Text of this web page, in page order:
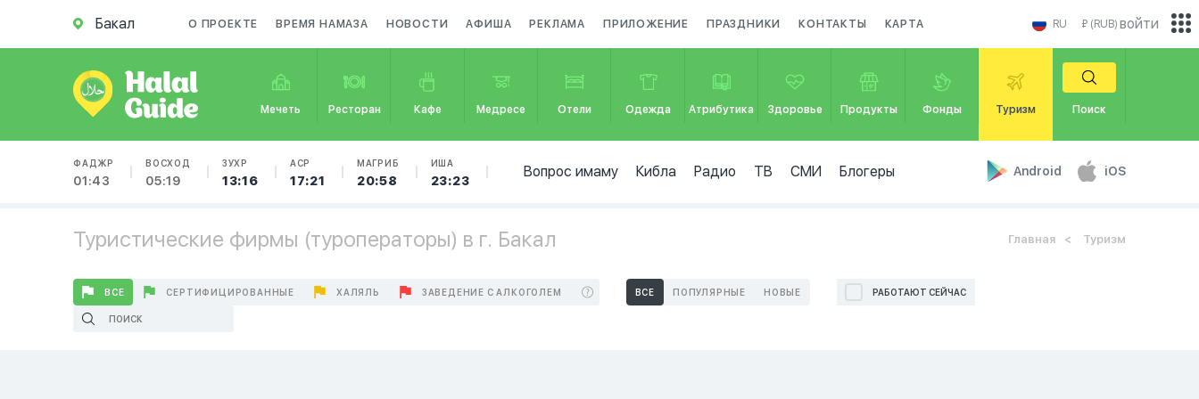
Бакал О ПРОЕКТЕ ВРЕМЯ НАМАЗА НОВОСТИ АФИША РЕКЛАМА ПРИЛОЖЕНИЕ ПРАЗДНИКИ КОНТАКТЫ КАРТА RU ₽ (RUB)
Мечеть Ресторан Кафе Медресе Отели Одежда Атрибутика Здоровье Продукты Фонды Туризм Поиск
ФАДЖР
01:43
ВОСХОД
05:19
ЗУХР
13:16
АСР
17:21
МАГРИБ
20:58
ИША
23:23
Вопрос имаму Кибла Радио ТВ СМИ Блогеры Android iOS
войти
Туристические фирмы (туроператоры) в г. Бакал Главная Туризм
ВСЕ СЕРТИФИЦИРОВАННЫЕ ХАЛЯЛЬ ЗАВЕДЕНИЕ С АЛКОГОЛЕМ ВСЕ ПОПУЛЯРНЫЕ НОВЫЕ РАБОТАЮТ СЕЙЧАС